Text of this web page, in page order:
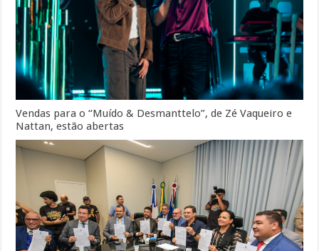
Vendas para o “Muído & Desmanttelo”, de Zé Vaqueiro e
Nattan, estão abertas